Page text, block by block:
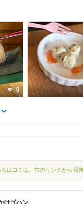
0
口コミは、右のリンクから報
けゴハン